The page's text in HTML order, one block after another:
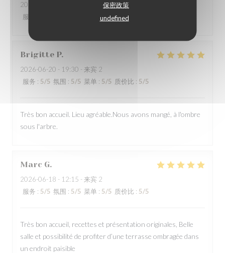
保密政策
undefined
2026-06-18
服务
5/5 质价比
Brigitte P
2026-06-20 - 19:30 - 来宾 2
服务 : 5/5 氛围 : 5/5 菜单 : 5/5 质价比 : 5/5
Très bon accueil. Lieu agréable.Nous avons mangé, à l'ombre
sous l'arbre.
Marc G
2026-06-18 - 12:15 - 来宾 2
服务 : 5/5 氛围 : 5/5 菜单 : 5/5 质价比 : 5/5
Très bon accueil, recettes et présentation originales, Belle
salle et possibilité de profiter d’une terrasse ombragée dans
un endroit paisible